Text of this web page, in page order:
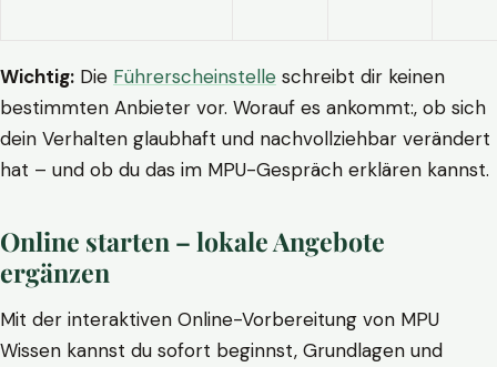
Wichtig: Die Führerscheinstelle schreibt dir keinen
bestimmten Anbieter vor. Worauf es ankommt:, ob sich
dein Verhalten glaubhaft und nachvollziehbar verändert
hat – und ob du das im MPU-Gespräch erklären kannst.
Online starten – lokale Angebote
ergänzen
Mit der interaktiven Online-Vorbereitung von MPU
Wissen kannst du sofort beginnst, Grundlagen und